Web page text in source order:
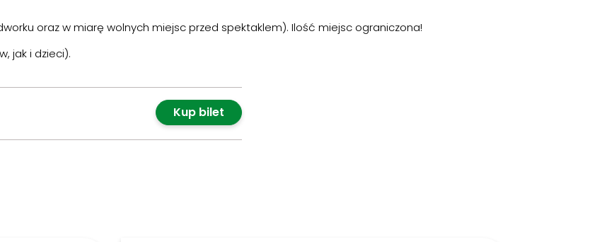
oraz w miarę wolnych miejsc przed spektaklem). Ilość miejsc ograniczona!
jak i dzieci).
Kup bilet